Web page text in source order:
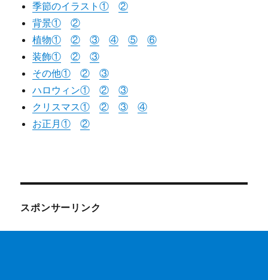
季節のイラスト①
②
背景①
②
植物①
② ③ ④ ⑤
⑥
装飾①
②
③
その他①
②
③
ハロウィン①
②
③
クリスマス①
② ③
④
お正月①
②
スポンサーリンク